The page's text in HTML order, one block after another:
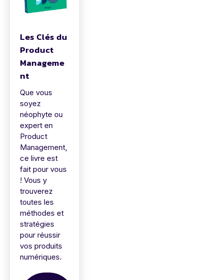
Les Clés du
Product
Manageme
nt
Que vous
soyez
néophyte ou
expert en
Product
Management,
ce livre est
fait pour vous
! Vous y
trouverez
toutes les
méthodes et
stratégies
pour réussir
vos produits
numériques.